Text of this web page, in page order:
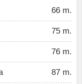
66 m.
75 m.
76 m.
87 m.